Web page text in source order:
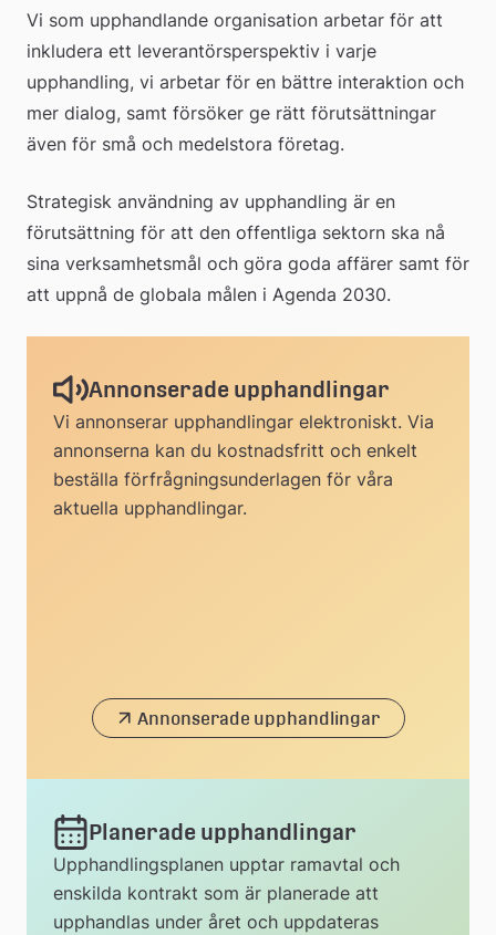
Vi som upphandlande organisation arbetar för att
inkludera ett leverantörsperspektiv i varje
upphandling, vi arbetar för en bättre interaktion och
mer dialog, samt försöker ge rätt förutsättningar
även för små och medelstora företag.
Strategisk användning av upphandling är en
förutsättning för att den offentliga sektorn ska nå
sina verksamhetsmål och göra goda affärer samt för
att uppnå de globala målen i Agenda 2030.
Annonserade upphandlingar
Vi annonserar upphandlingar elektroniskt. Via
annonserna kan du kostnadsfritt och enkelt
beställa förfrågningsunderlagen för våra
aktuella upphandlingar.
Annonserade upphandlingar
Planerade upphandlingar
Upphandlingsplanen upptar ramavtal och
enskilda kontrakt som är planerade att
upphandlas under året och uppdateras